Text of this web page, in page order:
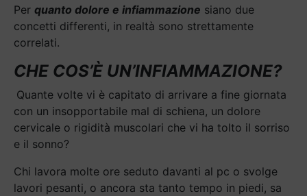
Per quanto dolore e infiammazione siano due
concetti differenti, in realtà sono strettamente
correlati.
CHE COS’È UN’INFIAMMAZIONE?
Quante volte vi è capitato di arrivare a fine giornata
con un insopportabile mal di schiena, un dolore
cervicale o rigidità muscolari che vi ha tolto il sorriso
e il sonno?
Chi lavora molte ore seduto davanti al pc o svolge
lavori pesanti, o ancora sta tanto tempo in piedi, sa